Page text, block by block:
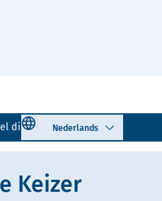
direct! 085 - 401 81 23
Select language
Keizer